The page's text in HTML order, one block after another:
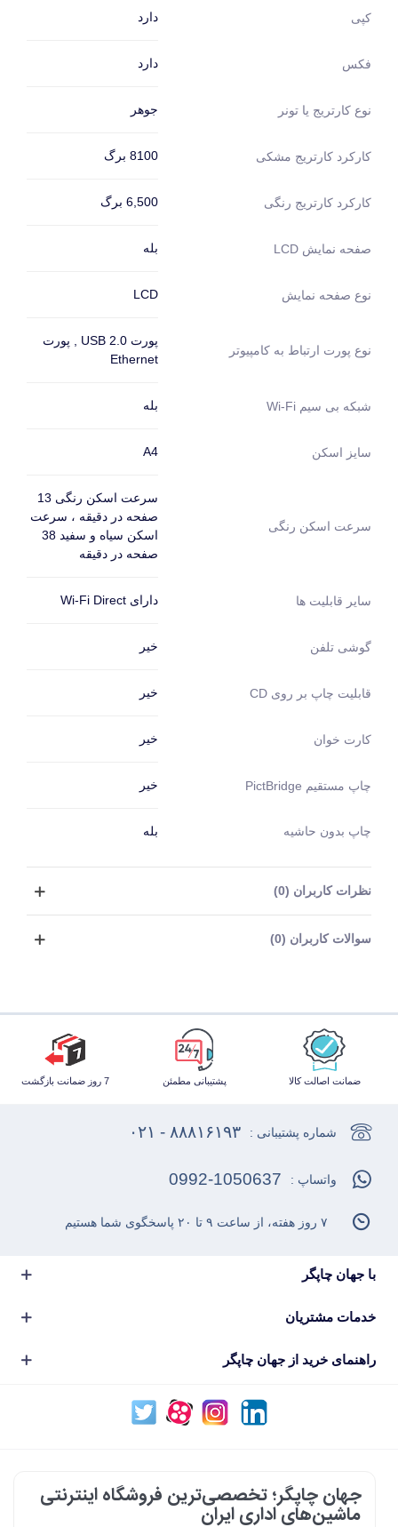
کپی دارد
فکس دارد
نوع کارتریج یا تونر جوهر
کارکرد کارتریج مشکی 8100 برگ
کارکرد کارتریج رنگی 6,500 برگ
صفحه نمایش LCD بله
نوع صفحه نمایش LCD
نوع پورت ارتباط به کامپیوتر
پورت USB 2.0 , پورت
Ethernet
شبکه بی سیم Wi-Fi بله
سایز اسکن A4
سرعت اسکن رنگی
سرعت اسکن رنگی 13
صفحه در دقیقه ، سرعت
اسکن سیاه و سفید 38
صفحه در دقیقه
سایر قابلیت ها دارای Wi-Fi Direct
گوشی تلفن خیر
قابلیت چاپ بر روی CD خیر
کارت خوان خیر
چاپ مستقیم PictBridge خیر
چاپ بدون حاشیه بله
نظرات کاربران (0)
سوالات کاربران (0)
ضمانت اصالت کالا پشتیبانی مطمئن 7 روز ضمانت بازگشت
با جهان چاپگر
خدمات مشتریان
راهنمای خرید از جهان چاپگر
شماره پشتیبانی : ۸۸۸۱۶۱۹۳ - ۰۲۱
واتساپ : 0992-1050637
۷ روز هفته، از ساعت ۹ تا ۲۰ پاسخگوی شما هستیم
جهان چاپگر؛ تخصصی‌ترین فروشگاه اینترنتی
ماشین‌های اداری ایران